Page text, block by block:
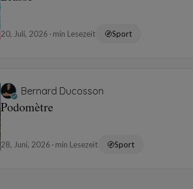
20, Juli, 2026 min Lesezeit Sport
Bernard Ducosson
Podomètre
28, Juni, 2026 min Lesezeit Sport